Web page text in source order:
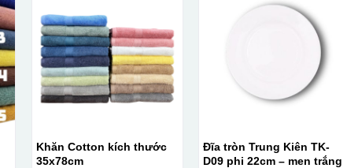
Khăn Cotton kích thước
35x78cm
Đĩa tròn Trung Kiên TK-
D09 phi 22cm – men trắng